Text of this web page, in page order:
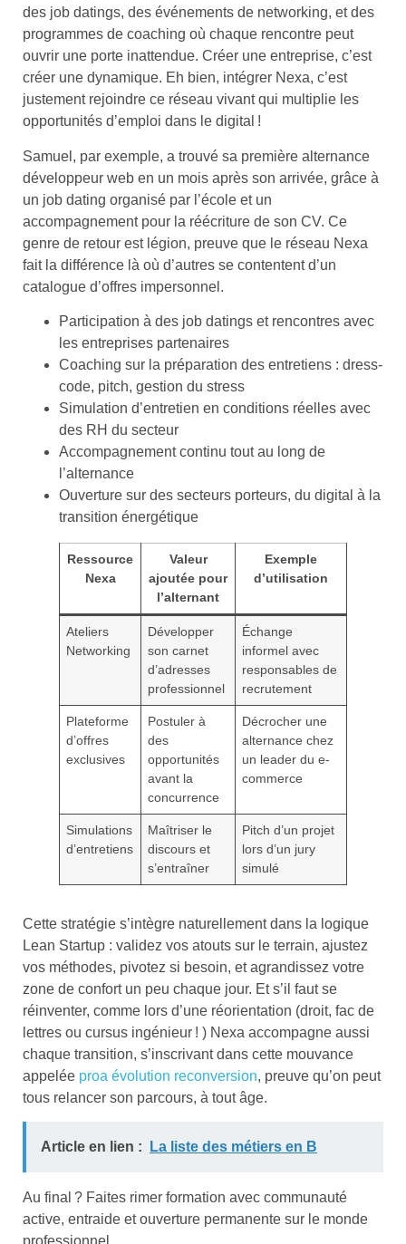
des job datings, des événements de networking, et des
programmes de coaching où chaque rencontre peut
ouvrir une porte inattendue. Créer une entreprise, c’est
créer une dynamique. Eh bien, intégrer Nexa, c’est
justement rejoindre ce réseau vivant qui multiplie les
opportunités d’emploi dans le digital !
Samuel, par exemple, a trouvé sa première alternance
développeur web en un mois après son arrivée, grâce à
un job dating organisé par l’école et un
accompagnement pour la réécriture de son CV. Ce
genre de retour est légion, preuve que le réseau Nexa
fait la différence là où d’autres se contentent d’un
catalogue d’offres impersonnel.
Participation à des job datings et rencontres avec
les entreprises partenaires
Coaching sur la préparation des entretiens : dress-
code, pitch, gestion du stress
Simulation d’entretien en conditions réelles avec
des RH du secteur
Accompagnement continu tout au long de
l’alternance
Ouverture sur des secteurs porteurs, du digital à la
transition énergétique
Ressource
Nexa
Valeur
ajoutée pour
l’alternant
Exemple
d’utilisation
Ateliers
Networking
Développer
son carnet
d’adresses
professionnel
Échange
informel avec
responsables de
recrutement
Plateforme
d’offres
exclusives
Postuler à
des
opportunités
avant la
concurrence
Décrocher une
alternance chez
un leader du e-
commerce
Simulations
d’entretiens
Maîtriser le
discours et
s’entraîner
Pitch d’un projet
lors d’un jury
simulé
Cette stratégie s’intègre naturellement dans la logique
Lean Startup : validez vos atouts sur le terrain, ajustez
vos méthodes, pivotez si besoin, et agrandissez votre
zone de confort un peu chaque jour. Et s’il faut se
réinventer, comme lors d’une réorientation (droit, fac de
lettres ou cursus ingénieur ! ) Nexa accompagne aussi
chaque transition, s’inscrivant dans cette mouvance
appelée proa évolution reconversion, preuve qu’on peut
tous relancer son parcours, à tout âge.
Article en lien : La liste des métiers en B
Au final ? Faites rimer formation avec communauté
active, entraide et ouverture permanente sur le monde